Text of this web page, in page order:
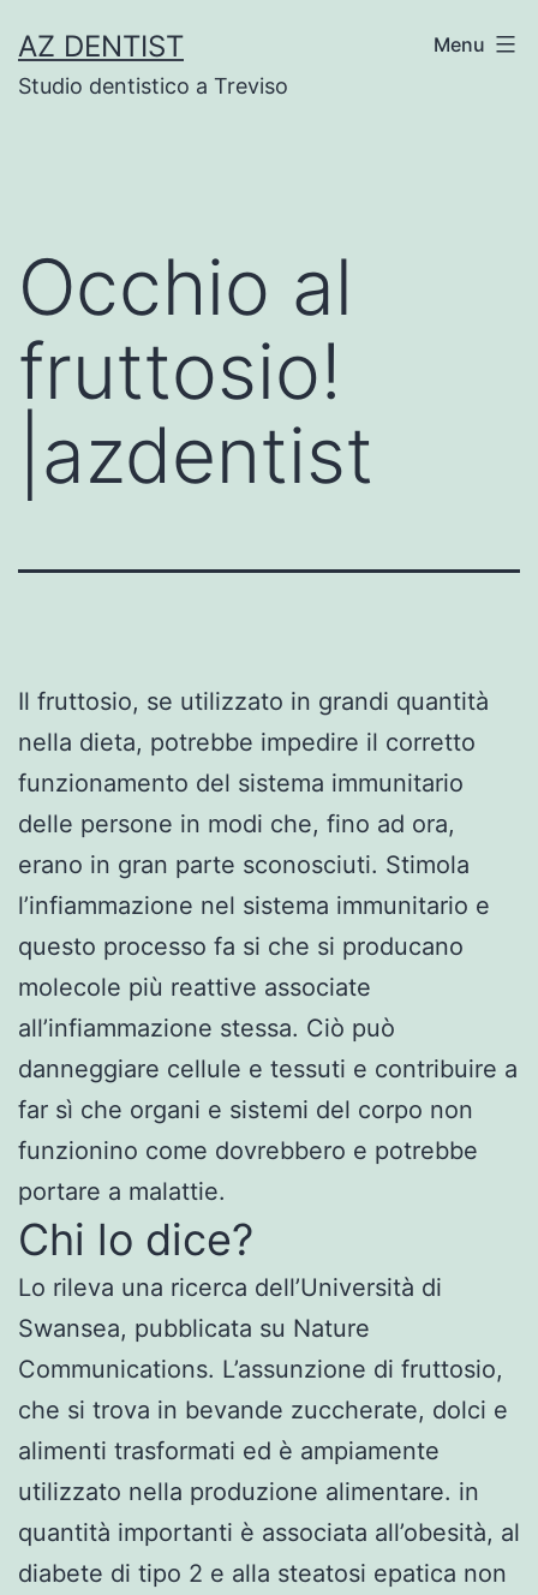
to
content
AZ DENTIST
Studio dentistico a Treviso
Menu
Occhio al
fruttosio!
|azdentist
Il fruttosio, se utilizzato in grandi quantità
nella dieta, potrebbe impedire il corretto
funzionamento del sistema immunitario
delle persone in modi che, fino ad ora,
erano in gran parte sconosciuti. Stimola
l’infiammazione nel sistema immunitario e
questo processo fa si che si producano
molecole più reattive associate
all’infiammazione stessa. Ciò può
danneggiare cellule e tessuti e contribuire a
far sì che organi e sistemi del corpo non
funzionino come dovrebbero e potrebbe
portare a malattie.
Chi lo dice?
Lo rileva una ricerca dell’Università di
Swansea, pubblicata su Nature
Communications. L’assunzione di fruttosio,
che si trova in bevande zuccherate, dolci e
alimenti trasformati ed è ampiamente
utilizzato nella produzione alimentare. in
quantità importanti è associata all’obesità, al
diabete di tipo 2 e alla steatosi epatica non